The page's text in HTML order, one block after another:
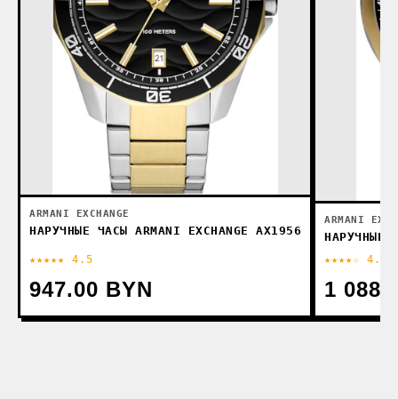
ARMANI EXCHANGE
НАРУЧНЫЕ ЧАСЫ ARMANI EXCHANGE AX1956
★★★★★ 4.5
947.00 BYN
ARMANI
НАРУЧНЫЕ
★★★★☆ 4.2
1